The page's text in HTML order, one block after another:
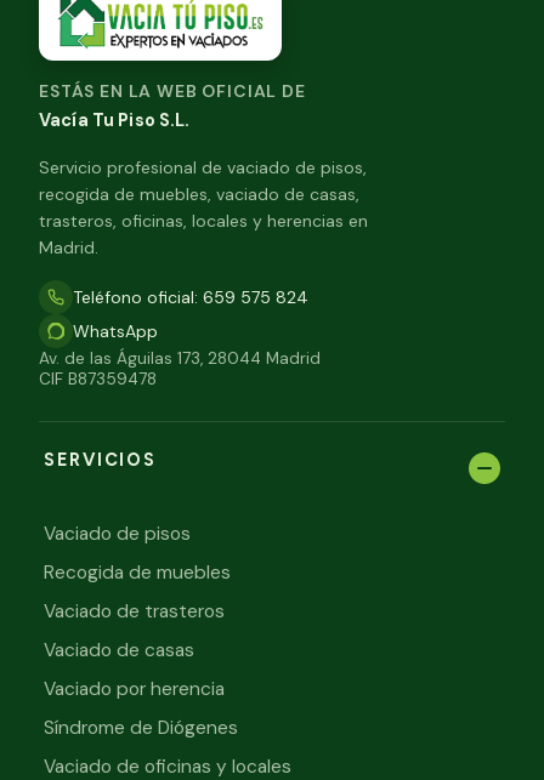
ESTÁS EN LA WEB OFICIAL DE
Vacía Tu Piso S.L.
Servicio profesional de vaciado de pisos,
recogida de muebles, vaciado de casas,
trasteros, oficinas, locales y herencias en
Madrid.
Teléfono oficial: 659 575 824
WhatsApp
Av. de las Águilas 173, 28044 Madrid
CIF B87359478
SERVICIOS
Vaciado de pisos
Recogida de muebles
Vaciado de trasteros
Vaciado de casas
Vaciado por herencia
Síndrome de Diógenes
Vaciado de oficinas y locales